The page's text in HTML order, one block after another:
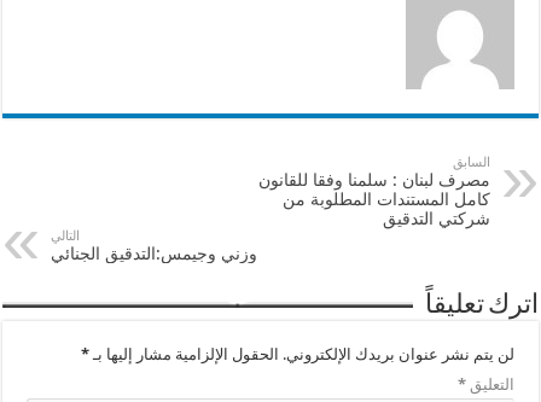
السابق
مصرف لبنان : سلمنا وفقا للقانون
كامل المستندات المطلوبة من
شركتي التدقيق
التالي
وزني وجيمس:التدقيق الجنائي
اترك تعليقاً
لن يتم نشر عنوان بريدك الإلكتروني. الحقول الإلزامية مشار إليها بـ*
التعليق*